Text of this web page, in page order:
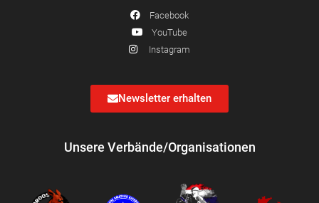
Facebook
YouTube
Instagram
Newsletter erhalten
Unsere Verbände/Organisationen